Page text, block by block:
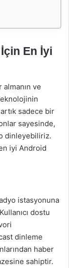
En İyi
ve
sadece bir
sayesinde,
dinleyebiliriz.
iyi Android
istasyonuna
dostu
dinleme
haber
sahiptir.